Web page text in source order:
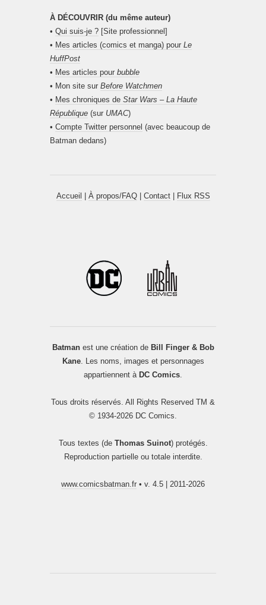
À DÉCOUVRIR (du même auteur)
• Qui suis-je ? [Site professionnel]
• Mes articles (comics et manga) pour Le
HuffPost
• Mes articles pour bubble
• Mon site sur Before Watchmen
• Mes chroniques de Star Wars – La Haute
République (sur UMAC)
• Compte Twitter personnel (avec beaucoup de
Batman dedans)
Accueil À propos/FAQ| Contact| Flux RSS
Batmanest une création de Bill Finger & Bob
Kane. Les noms, images et personnages
appartiennent à DC Comics.
Tous droits réservés. All Rights Reserved TM &
© 1934-2026 DC Comics.
Tous textes (de Thomas Suinot) protégés.
Reproduction partielle ou totale interdite.
www.comicsbatman.fr • v. 4.5 | 2011-2026